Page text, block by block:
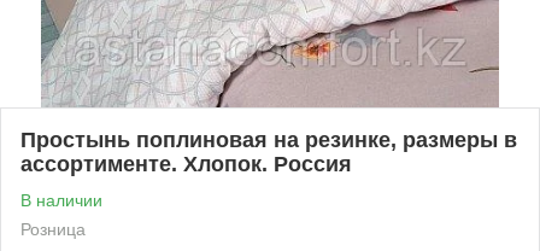
Простынь поплиновая на резинке, размеры в
ассортименте. Хлопок. Россия
В наличии
Розница